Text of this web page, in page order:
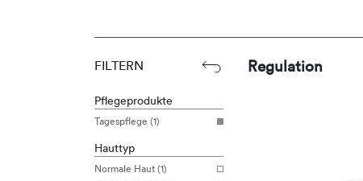
FILTERN
Pflegeprodukte
Tagespflege (1)
Hauttyp
Normale Haut (1)
Regulation